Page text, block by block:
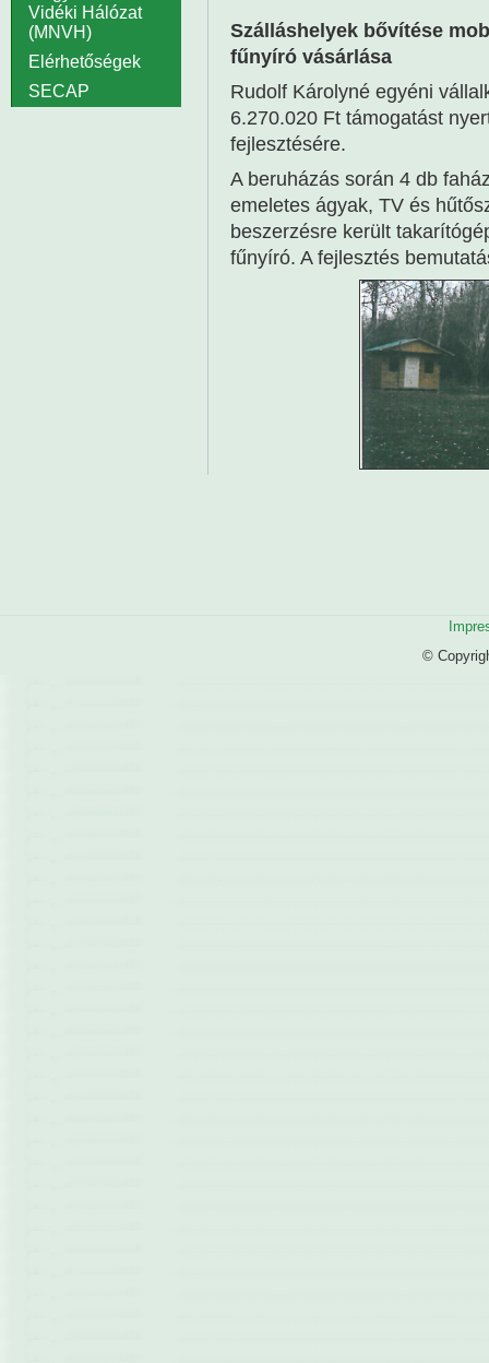
Szálláshelyek bővítése
fűnyíró vásárlása
Rudolf Károlyné egyéni
6.270.020 Ft támogatást
fejlesztésére.
A beruházás során 4 db
emeletes ágyak, TV és
beszerzésre került
fűnyíró. A fejlesztés
Vidéki Hálózat
(MNVH)
Elérhetőségek
SECAP
©